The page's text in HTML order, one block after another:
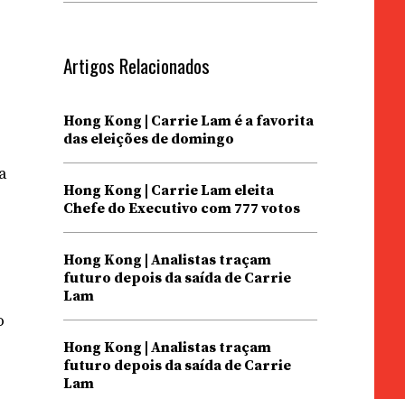
Artigos Relacionados
Hong Kong | Carrie Lam é a favorita
das eleições de domingo
Hong Kong | Carrie Lam eleita
Chefe do Executivo com 777 votos
Hong Kong | Analistas traçam
futuro depois da saída de Carrie
Lam
Hong Kong | Analistas traçam
futuro depois da saída de Carrie
Lam